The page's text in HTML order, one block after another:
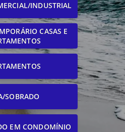
INDUSTRIAL
CASAS E
SOBRADO
EM CONDOMÍNIO